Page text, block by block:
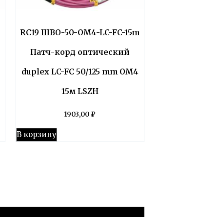
RC19 ШВО-50-OM4-LC-FC-15m
Патч-корд оптический
duplex LC-FC 50/125 mm OM4
15м LSZH
1903,00 ₽
В корзину